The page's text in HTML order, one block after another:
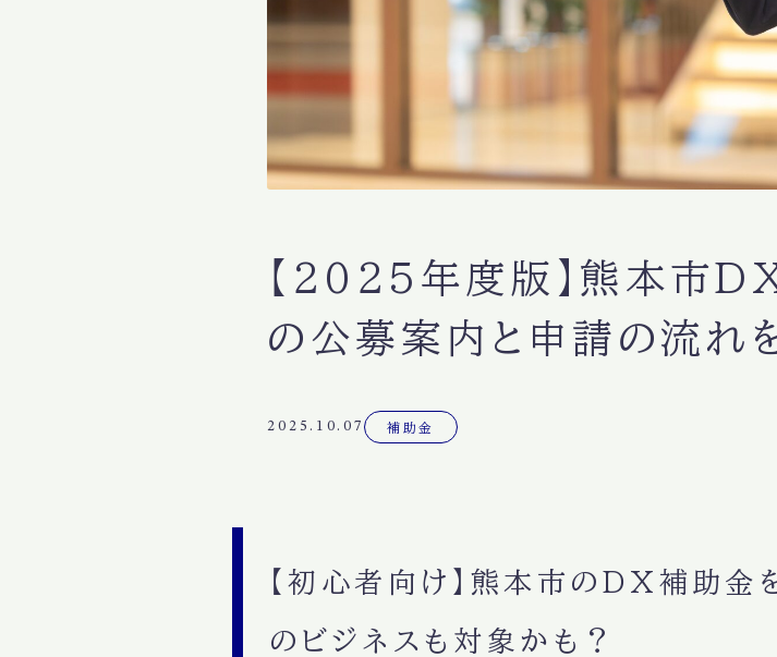
【2025年度版】熊本市
の公募案内と申請の流れ
2025.10.07 補助金
【初心者向け】熊本市のDX補助金
のビジネスも対象かも？